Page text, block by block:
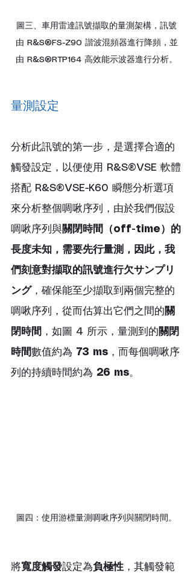
圖三、車用雷達訊號擷取的量測架構，訊號
由 R&S®FS-Z90 諧波混頻器進行降頻，並
由 R&S®RTP164 高效能示波器進行分析。
量測設定
分析此訊號的第一步，是選擇合適的
觸發設定，以便使用 R&S®VSE 軟體
搭配 R&S®VSE-K60 瞬態分析選項
來分析整個啁啾序列，由於我們假設
啁啾序列與關閉時間（off-time）的
長度未知，需要先行量測，因此，我
們刻意對擷取的訊號進行欠サンプリ
ング ，確保能至少擷取到兩個完整的
啁啾序列，從而估算出它們之間的關
閉時間 ，如圖 4 所示，量測到的關閉
時間數值約為 73 ms ，而每個啁啾序
列的持續時間約為 26 ms。
圖四：使用游標量測啁啾序列與關閉時間。
將寬度觸發設定為負極性 ，其觸發範